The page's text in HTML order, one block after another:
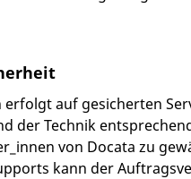
auf gesicherten
der Technik
von Docata zu
kann der